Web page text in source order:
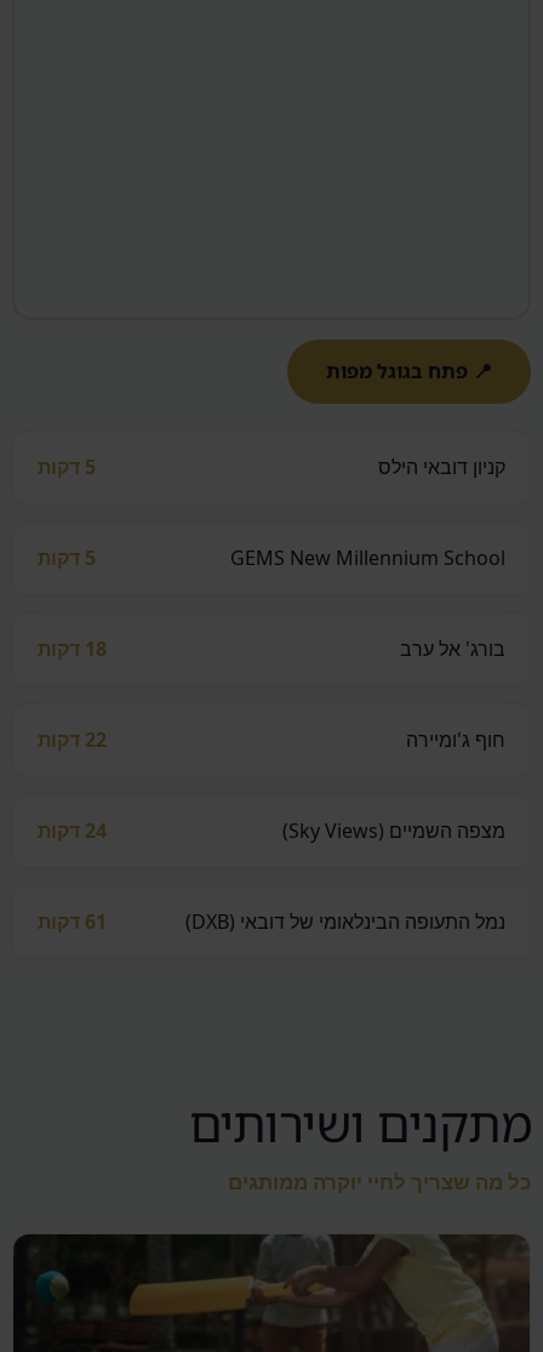
📍 פתח בגוגל מפות
קניון דובאי הילס 5 דקות
GEMS New Millennium School 5 דקות
בורג' אל ערב 18 דקות
חוף ג'ומיירה 22 דקות
מצפה השמיים (Sky Views) 24 דקות
נמל התעופה הבינלאומי של דובאי (DXB) 61 דקות
מתקנים ושירותים
כל מה שצריך לחיי יוקרה ממותגים